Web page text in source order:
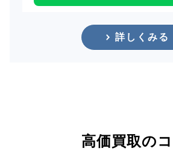
詳しくみる
高価買取の